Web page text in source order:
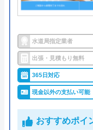
うま
スムーズに対応
イレの交換部分
かりました。
「九州水道修理サー
り、福岡市など九
す。専門的な技術を
ており、福岡市水道
指定工事店です。
24時間・365日年中
り、最短30分で駆け
カーが巡回しており
水道局指定業者
出張・見積もり無料
365日対応
現金以外の支払い可能
おすすめポイ